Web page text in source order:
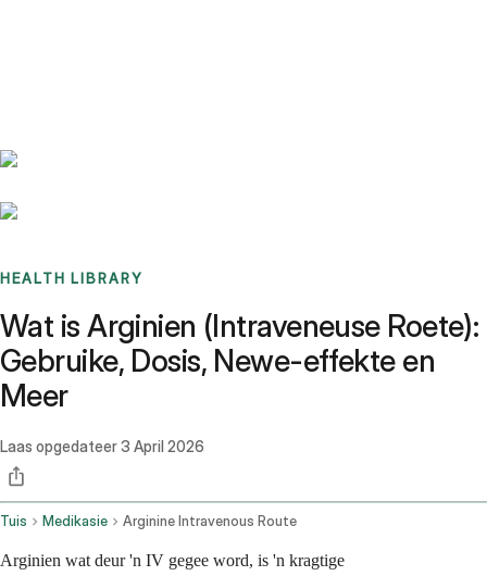
HEALTH LIBRARY
Wat is Arginien (Intraveneuse Roete):
Gebruike, Dosis, Newe-effekte en
Meer
Laas opgedateer3 April 2026
Tuis Medikasie Arginine Intravenous Route
Arginien wat deur 'n IV gegee word, is 'n kragtige